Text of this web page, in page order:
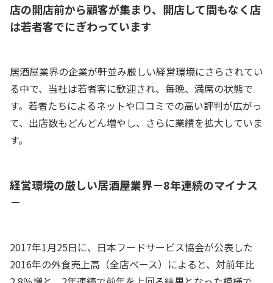
店の開店前から顧客が集まり、開店して間もなく店
は若者客でにぎわっています
居酒屋業界の企業が軒並み厳しい経営環境にさらされてい
る中で、当社は若者客に歓迎され、毎晩、満席の状態で
す。若者たちによるネットや口コミでの高い評判が広がっ
て、出店数もどんどん増やし、さらに業績を拡大していま
す。
経営環境の厳しい居酒屋業界－8年連続のマイナス
－
2017年1月25日に、日本フードサービス協会が公表した
2016年の外食売上高（全店ベース）によると、対前年比